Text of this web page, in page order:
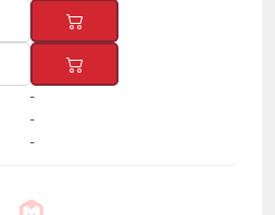
-
-
-